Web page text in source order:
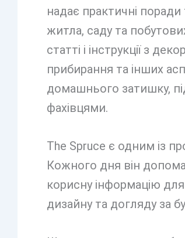
надає практичні
житла, саду та
статті і інструкції з
прибирання та інших
домашнього затишку,
фахівцями.
The Spruce є одним із
Кожного дня він
корисну інформацію
дизайну та догляду за